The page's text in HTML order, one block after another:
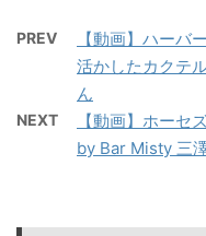
PREV
【動画】ハーバ
活かしたカクテ
ん
NEXT
【動画】ホーセ
by Bar Misty 三